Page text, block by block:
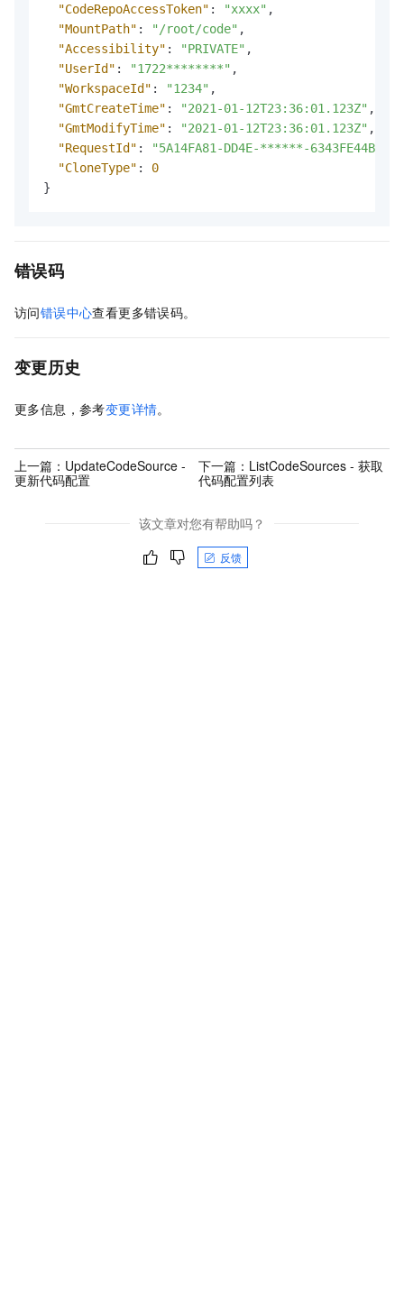
"CodeRepoAccessToken" : "xxxx" ,
"MountPath" : "/root/code" ,
"Accessibility" : "PRIVATE" ,
"UserId" : "1722********" ,
"WorkspaceId" : "1234" ,
"GmtCreateTime" : "2021-01-12T23:36:01.123Z" ,
"GmtModifyTime" : "2021-01-12T23:36:01.123Z" ,
"RequestId" :
"5A14FA81-DD4E-******-6343FE44B941"
"CloneType" :
0
}
错误码
访问错误中心查看更多错误码。
变更历史
更多信息，参考变更详情。
上一篇： UpdateCodeSource -
更新代码配置
下一篇： ListCodeSources - 获取
代码配置列表
该文章对您有帮助吗？
反馈